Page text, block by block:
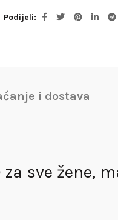
Podijeli
i dostava
sve žene,